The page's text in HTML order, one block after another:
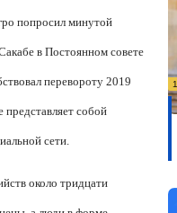
попросил минутой
в Постоянном совете
перевороту 2019
собой
сети.
около тридцати